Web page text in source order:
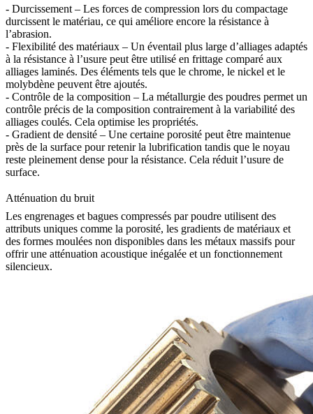
- Durcissement – Les forces de compression lors du compactage
durcissent le matériau, ce qui améliore encore la résistance à
l’abrasion.
- Flexibilité des matériaux – Un éventail plus large d’alliages adaptés
à la résistance à l’usure peut être utilisé en frittage comparé aux
alliages laminés. Des éléments tels que le chrome, le nickel et le
molybdène peuvent être ajoutés.
- Contrôle de la composition – La métallurgie des poudres permet un
contrôle précis de la composition contrairement à la variabilité des
alliages coulés. Cela optimise les propriétés.
- Gradient de densité – Une certaine porosité peut être maintenue
près de la surface pour retenir la lubrification tandis que le noyau
reste pleinement dense pour la résistance. Cela réduit l’usure de
surface.
Atténuation du bruit
Les engrenages et bagues compressés par poudre utilisent des
attributs uniques comme la porosité, les gradients de matériaux et
des formes moulées non disponibles dans les métaux massifs pour
offrir une atténuation acoustique inégalée et un fonctionnement
silencieux.